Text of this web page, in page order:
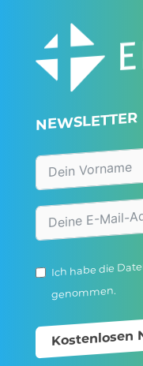
NEWSLETTER
Ich habe die
genommen.
Kostenlosen